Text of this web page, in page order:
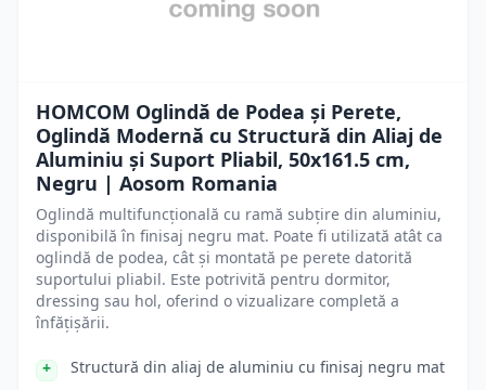
HOMCOM Oglindă de Podea și Perete,
Oglindă Modernă cu Structură din Aliaj de
Aluminiu și Suport Pliabil, 50x161.5 cm,
Negru | Aosom Romania
Oglindă multifuncțională cu ramă subțire din aluminiu,
disponibilă în finisaj negru mat. Poate fi utilizată atât ca
oglindă de podea, cât și montată pe perete datorită
suportului pliabil. Este potrivită pentru dormitor,
dressing sau hol, oferind o vizualizare completă a
înfățișării.
Structură din aliaj de aluminiu cu finisaj negru mat